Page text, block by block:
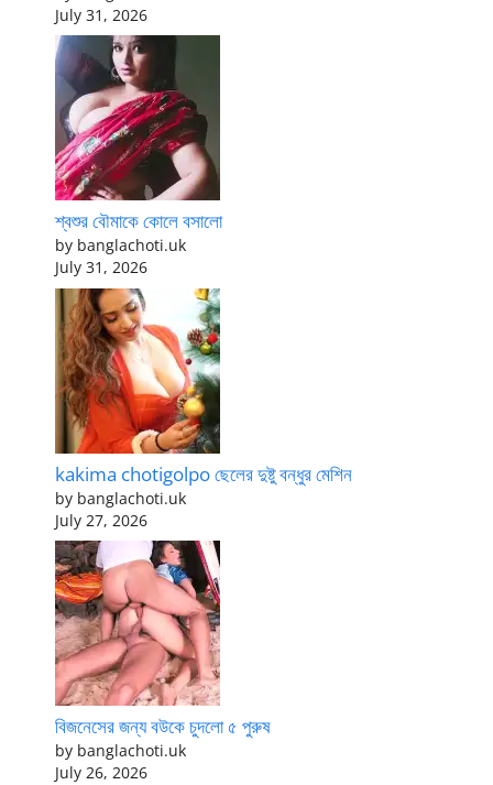
July 31, 2026
শ্বশুর বৌমাকে কোলে বসালো
by banglachoti.uk
July 31, 2026
kakima chotigolpo ছেলের দুষ্টু বন্ধুর মেশিন
by banglachoti.uk
July 27, 2026
বিজনেসের জন্য বউকে চুদলো ৫ পুরুষ
by banglachoti.uk
July 26, 2026